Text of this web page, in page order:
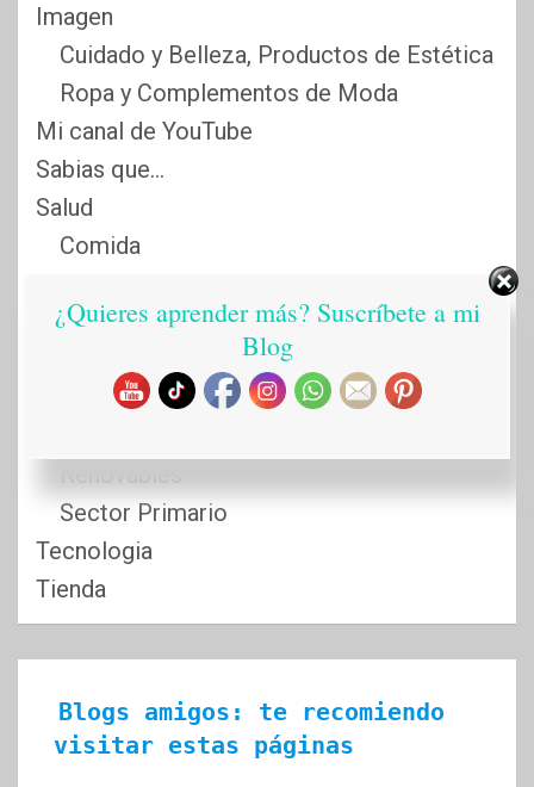
Imagen
Cuidado y Belleza, Productos de Estética
Ropa y Complementos de Moda
Mi canal de YouTube
Sabias que…
Salud
Comida
Fitness
Remedios Naturales
Sostenibilidad
Sector Primario
Tecnologia
Tienda
Blogs amigos: te recomiendo
visitar estas páginas
¿Quieres aprender más? Suscríbete a mi
Blog